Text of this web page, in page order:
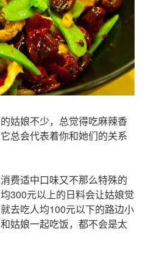
姑娘不少，总觉得吃麻辣香
总会代表着你和她们的关系
费适中口味又不那么特殊的
300元以上的日料会让姑娘觉
去吃人均100元以下的路边小
姑娘一起吃饭，都不会是太